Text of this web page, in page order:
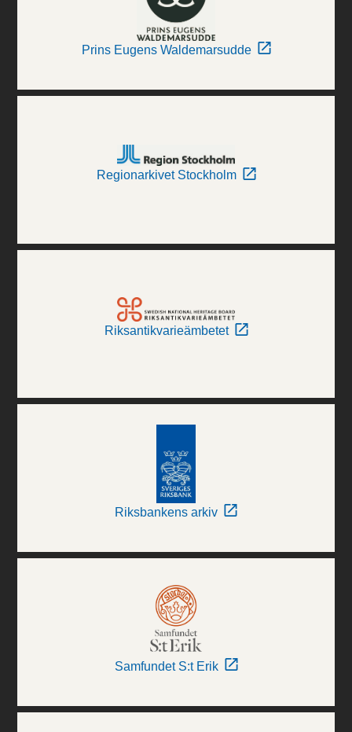
Prins Eugens Waldemarsudde
Regionarkivet Stockholm
Riksantikvarieämbetet
Riksbankens arkiv
Samfundet S:t Erik